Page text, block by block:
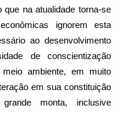
na atualidade torna-se
ignorem esta
ao desenvolvimento
de conscientização
ambiente, em muito
em sua constituição
monta, inclusive